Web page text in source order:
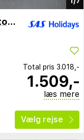
Sure Hotel by Best Western Stockholm Alvsjo
Total pris 3.018,-
1.509,-
læs mere
Vælg rejse